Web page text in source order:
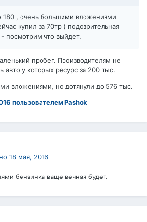
180 , очень большими вложениями
купил за 70тр ( подозрительная
- посмотрим что выйдет.
пробег. Производителям не
авто у которых ресурс за 200 тыс.
вложениями, но дотянули до 576 тыс.
пользователем Pashok
18 мая, 2016
бензинка ваще вечная будет.